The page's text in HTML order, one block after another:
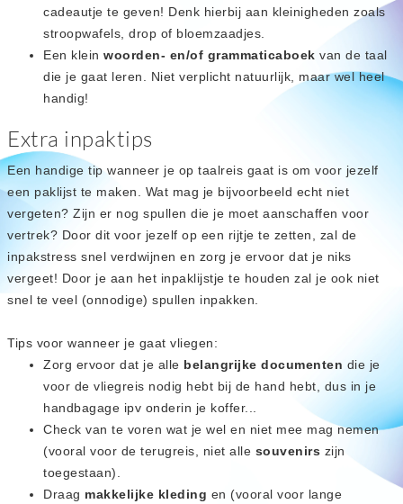
cadeautje te geven! Denk hierbij aan kleinigheden zoals
stroopwafels, drop of bloemzaadjes.
Een klein woorden- en/of grammaticaboek van de taal
die je gaat leren. Niet verplicht natuurlijk, maar wel heel
handig!
Extra inpaktips
Een handige tip wanneer je op taalreis gaat is om voor jezelf
een paklijst te maken. Wat mag je bijvoorbeeld echt niet
vergeten? Zijn er nog spullen die je moet aanschaffen voor
vertrek? Door dit voor jezelf op een rijtje te zetten, zal de
inpakstress snel verdwijnen en zorg je ervoor dat je niks
vergeet! Door je aan het inpaklijstje te houden zal je ook niet
snel te veel (onnodige) spullen inpakken.
Tips voor wanneer je gaat vliegen:
Zorg ervoor dat je alle belangrijke documenten die je
voor de vliegreis nodig hebt bij de hand hebt, dus in je
handbagage ipv onderin je koffer...
Check van te voren wat je wel en niet mee mag nemen
(vooral voor de terugreis, niet alle souvenirs zijn
toegestaan).
Draag makkelijke kleding en (vooral voor lange